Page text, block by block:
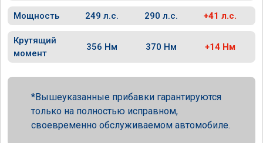
Мощность 249 л.с. 290 л.с. +41 л.с.
Крутящий
момент
356 Нм 370 Нм +14 Нм
Вышеуказанные прибавки гарантируются
только на полностью исправном,
своевременно обслуживаемом автомобиле.